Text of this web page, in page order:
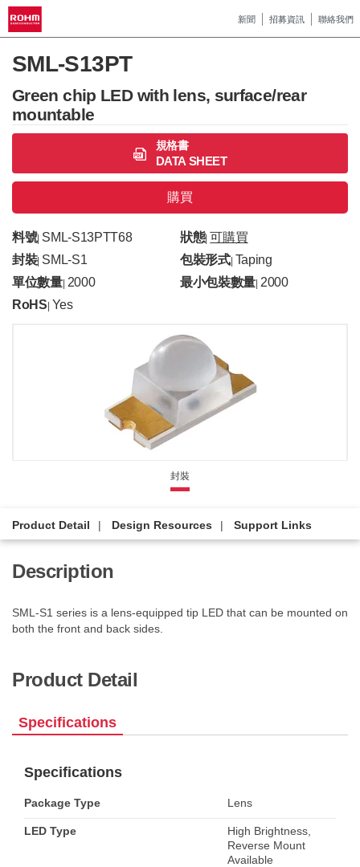
新聞 招募資訊 聯絡我們
SML-S13PT
Green chip LED with lens, surface/rear
mountable
規格書
DATA SHEET
購買
料號| SML-S13PTT68 狀態| 可購買
封裝| SML-S1 包裝形式| Taping
單位數量| 2000 最小包裝數量 |2000
RoHS Yes
封裝
Product Detail Design Resources Support Links
Description
SML-S1 series is a lens-equipped tip LED that can be mounted on
both the front and back sides.
Product Detail
Specifications
Specifications
Package Type Lens
LED Type
High Brightness,
Reverse Mount
Available